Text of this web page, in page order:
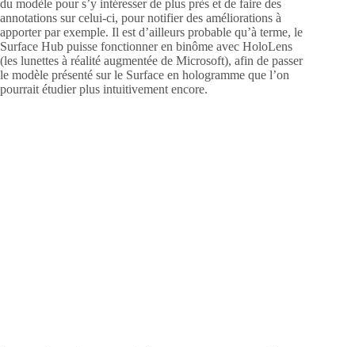
du modèle pour s’y intéresser de plus près et de faire des
annotations sur celui-ci, pour notifier des améliorations à
apporter par exemple. Il est d’ailleurs probable qu’à terme, le
Surface Hub puisse fonctionner en binôme avec HoloLens
(les lunettes à réalité augmentée de Microsoft), afin de passer
le modèle présenté sur le Surface en hologramme que l’on
pourrait étudier plus intuitivement encore.